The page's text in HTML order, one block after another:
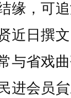
，可追
近日撰
与省戏
进会员